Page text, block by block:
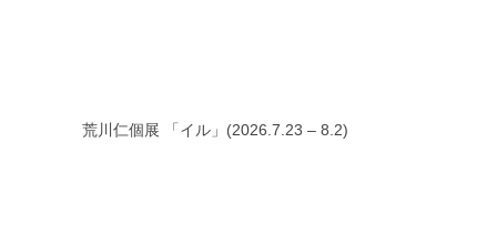
荒川仁個展 「イル」(2026.7.23 – 8.2)